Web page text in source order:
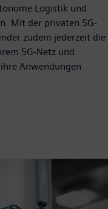
Logistik und
Mit der privaten 5G-
zudem jederzeit die
5G-Netz und
Anwendungen